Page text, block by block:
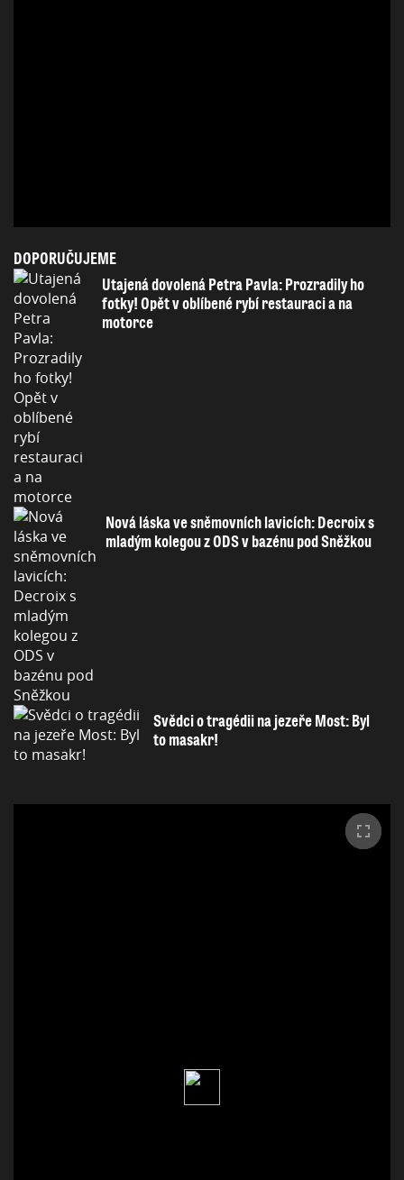
DOPORUČUJEME
Utajená dovolená Petra Pavla: Prozradily ho
fotky! Opět v oblíbené rybí restauraci a na
motorce
Nová láska ve sněmovních lavicích: Decroix s
mladým kolegou z ODS v bazénu pod Sněžkou
Svědci o tragédii na jezeře Most: Byl
to masakr!